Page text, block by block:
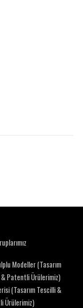
Modeller (Tasarım
Patentli Ürülerimiz)
(Tasarım Tescilli &
Ürülerimiz)